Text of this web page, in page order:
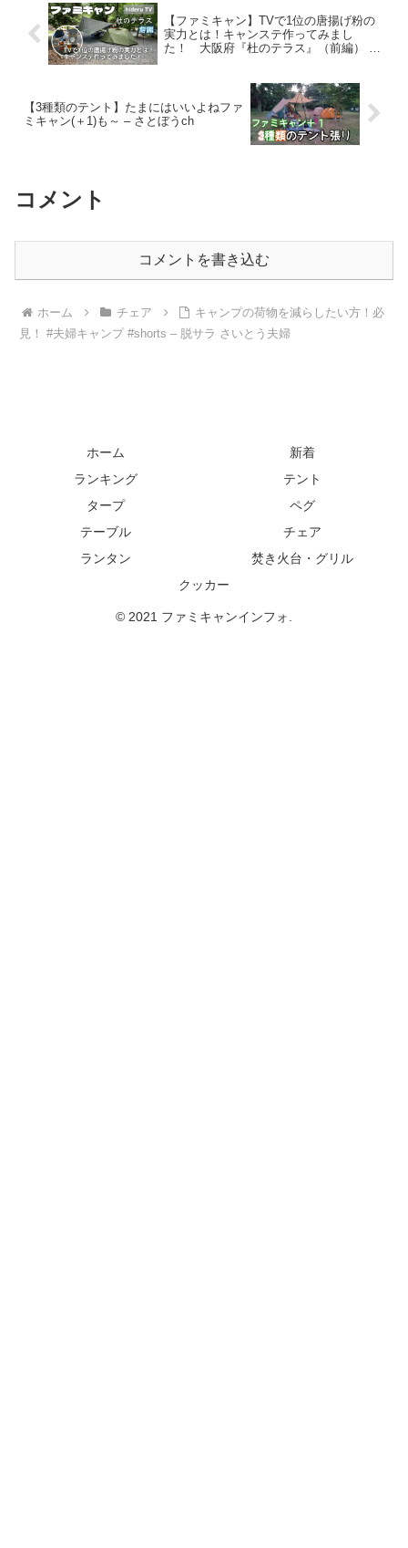
【ファミキャン】TVで1位の唐揚げ粉の
実力とは！キャンステ作ってみまし
た！ 大阪府『杜のテラス』（前編） –
【3種類のテント】たまにはいいよねファ
ミキャン(＋1)も～ – さとぼうch
コメント
コメントを書き込む
ホーム チェア
キャンプの荷物を減らしたい方！必
見！ #夫婦キャンプ #shorts – 脱サラ さいとう夫婦
ホーム
新着
ランキング
テント
タープ
ペグ
テーブル
チェア
ランタン
焚き火台・グリル
クッカー
© 2021 ファミキャンインフォ.